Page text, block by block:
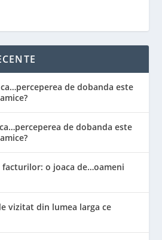
de dobanda este
de dobanda este
facturilor: o joaca de…oameni
vizitat din lumea larga ce